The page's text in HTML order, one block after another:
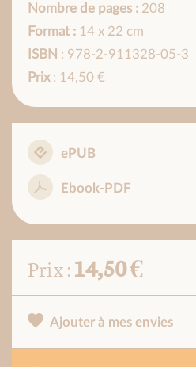
Nombre de pages : 208
Format : 14 x 22 cm
ISBN : 978-2-911328-05-3
Prix: 14,50 €
ePUB
Ebook-PDF
Prix :14,50 €
Ajouter à mes envies